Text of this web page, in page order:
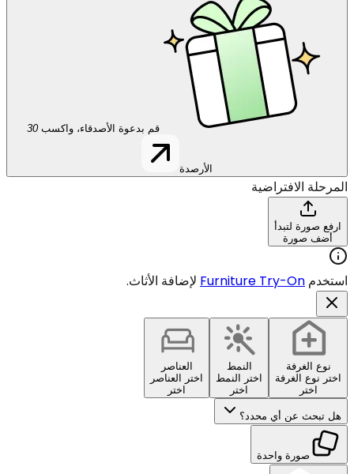
قم بدعوة الأصدقاء، واكسب 30
الأرصدة
المرحلة الافتراضية
ارفع صورة لتبدأ
أضف صورة
استخدم Furniture Try-On لإضافة الأثاث.
نوع الغرفة
اختر نوع الغرفة
اختر
النمط
اختر النمط
اختر
العناصر
اختر العناصر
اختر
هل تبحث عن أي محدد؟
صورة واحدة